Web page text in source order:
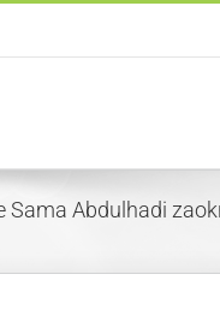
Sama Abdulhadi